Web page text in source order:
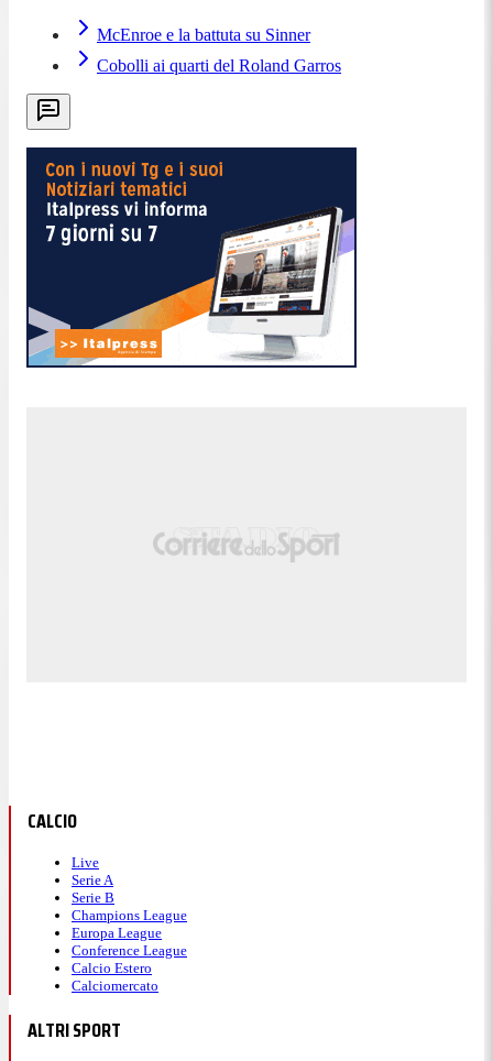
McEnroe e la battuta su Sinner
Cobolli ai quarti del Roland Garros
CALCIO
Live
Serie A
Serie B
Champions League
Europa League
Conference League
Calcio Estero
Calciomercato
ALTRI SPORT